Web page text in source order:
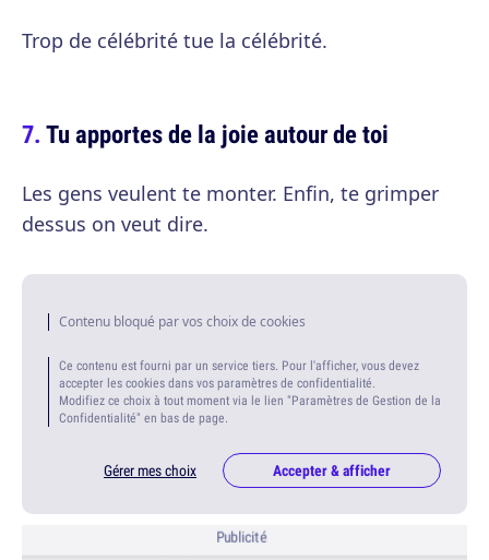
Trop de célébrité tue la célébrité.
Tu apportes de la joie autour de toi
Les gens veulent te monter. Enfin, te grimper
dessus on veut dire.
Contenu bloqué par vos choix de cookies
Ce contenu est fourni par un service tiers. Pour l'afficher, vous devez
accepter les cookies dans vos paramètres de confidentialité.
Modifiez ce choix à tout moment via le lien "Paramètres de Gestion de la
Confidentialité" en bas de page.
Gérer mes choix Accepter & afficher
Publicité